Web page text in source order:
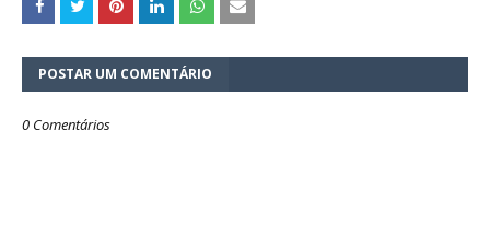
POSTAR UM COMENTÁRIO
0 Comentários